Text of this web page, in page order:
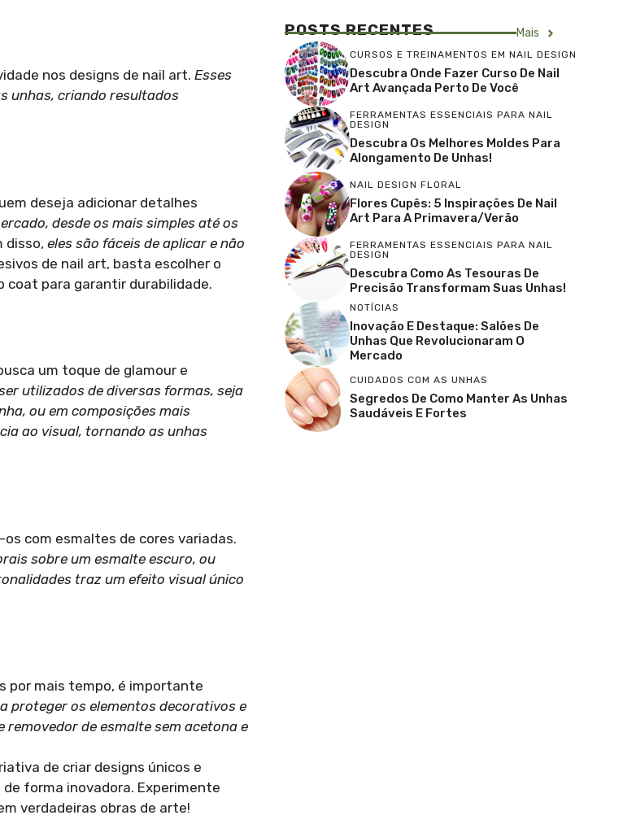
nos designs de nail art. Esses
unhas, criando resultados
deseja adicionar detalhes
desde os mais simples até os
disso, eles são fáceis de aplicar e não
de nail art, basta escolher o
coat para garantir durabilidade.
um toque de glamour e
utilizados de diversas formas, seja
ou em composições mais
ao visual, tornando as unhas
com esmaltes de cores variadas.
sobre um esmalte escuro, ou
traz um efeito visual único
por mais tempo, é importante
proteger os elementos decorativos e
removedor de esmalte sem acetona e
de criar designs únicos e
forma inovadora. Experimente
verdadeiras obras de arte!
POSTS RECENTES Mais
CURSOS E TREINAMENTOS EM NAIL DESIGN
Descubra Onde Fazer Curso De Nail
Art Avançada Perto De Você
FERRAMENTAS ESSENCIAIS PARA NAIL
DESIGN
Descubra Os Melhores Moldes Para
Alongamento De Unhas!
NAIL DESIGN FLORAL
Flores Cupês: 5 Inspirações De Nail
Art Para A Primavera/Verão
FERRAMENTAS ESSENCIAIS PARA NAIL
DESIGN
Descubra Como As Tesouras De
Precisão Transformam Suas Unhas!
NOTÍCIAS
Inovação E Destaque: Salões De
Unhas Que Revolucionaram O
Mercado
CUIDADOS COM AS UNHAS
Segredos De Como Manter As Unhas
Saudáveis E Fortes